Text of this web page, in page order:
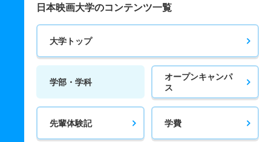
日本映画大学のコンテンツ一覧
大学トップ
学部・学科
オープンキャンパ
ス
先輩体験記 学費